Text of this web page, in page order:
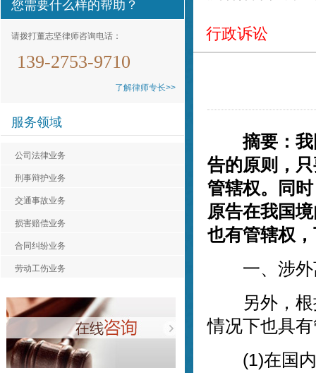
您需要什么样的帮助？
请拨打董志坚律师咨询电话：
139-2753-9710
了解律师专长>>
服务领域
公司法律业务
刑事辩护业务
交通事故业务
损害赔偿业务
合同纠纷业务
劳动工伤业务
认真负责，非常不错。
更大的权益。谢谢。
非常感谢董律师的帮助，祝董律师事业蒸蒸
董律师为人十分正直和善，对待工作态度诚
行政诉讼
摘要：我国
告的原则，
管辖权。同
原告在我国
也有管辖权
一、涉外
另外，根据
情况下也具
(1)在国内